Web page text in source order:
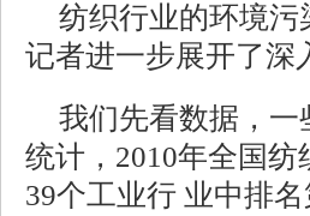
纺织行业的环境
记者进一步展开了深
我们先看数据，
统计，2010年全国
39个工业行 业中排